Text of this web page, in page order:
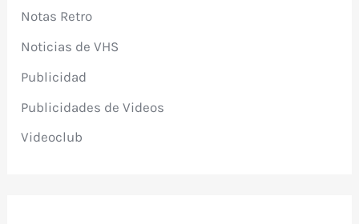
Notas Retro
Noticias de VHS
Publicidad
Publicidades de Videos
Videoclub